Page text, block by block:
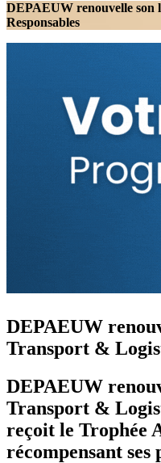
DEPAEUW renouvelle
Responsables
DEPAEUW
Transport &
DEPAEUW
Transport &
reçoit le Trophée
récompensant ses